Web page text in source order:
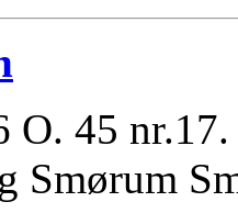
O. 45 nr.17.
Smørum